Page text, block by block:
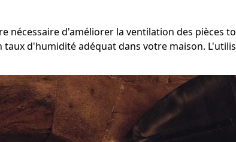
nécessaire d'améliorer la ventilation des pièces
d'humidité adéquat dans votre maison.